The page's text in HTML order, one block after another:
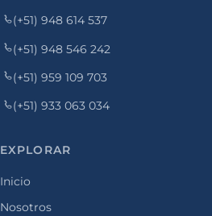
(+51) 948 614 537
(+51) 948 546 242
(+51) 959 109 703
(+51) 933 063 034
EXPLORAR
Inicio
Nosotros